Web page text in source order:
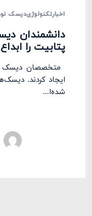
اخبارتکنولوژیدیسک
پتابیت را
ایجاد کردند.
شده‌ا...